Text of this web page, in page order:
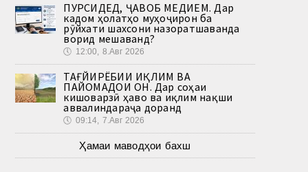
ПУРСИДЕД, ҶАВОБ МЕДИҲЕМ. Дар
кадом ҳолатҳо муҳоҷирон ба
рӯйхати шахсони назоратшаванда
ворид мешаванд?
🕔 12:00, 8.Авг 2026
ТАҒЙИРЁБИИ ИҚЛИМ ВА
ПАЙОМАДҲОИ ОН. Дар соҳаи
кишоварзӣ ҳаво ва иқлим нақши
аввалиндараҷа доранд
🕔 09:14, 7.Авг 2026
Ҳамаи маводҳои бахш